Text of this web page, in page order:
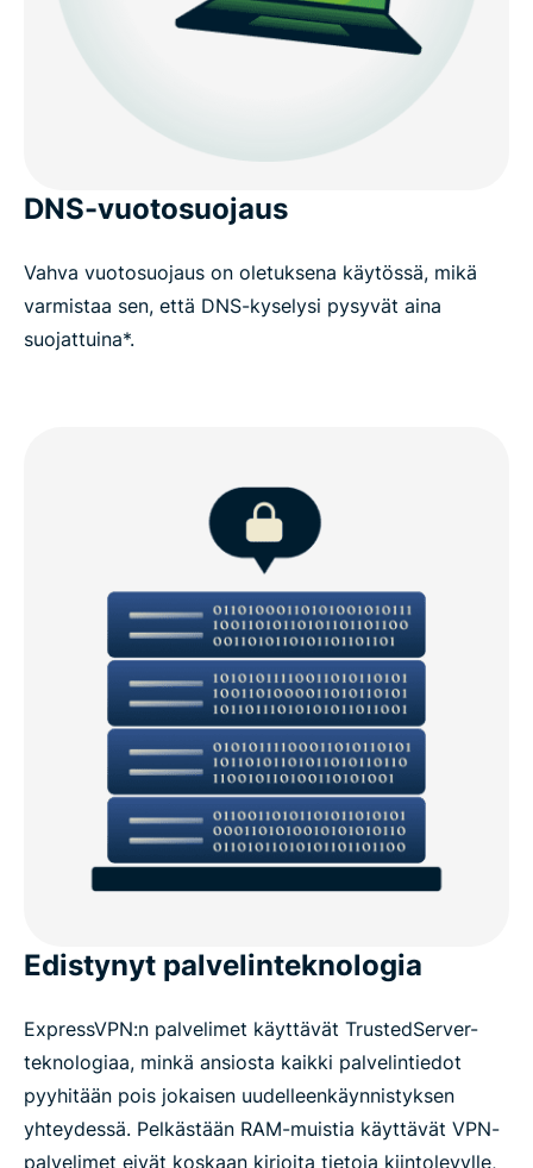
DNS-vuotosuojaus
Vahva vuotosuojaus on oletuksena käytössä, mikä
varmistaa sen, että DNS-kyselysi pysyvät aina
suojattuina*.
Edistynyt palvelinteknologia
ExpressVPN:n palvelimet käyttävät TrustedServer-
teknologiaa, minkä ansiosta kaikki palvelintiedot
pyyhitään pois jokaisen uudelleenkäynnistyksen
yhteydessä. Pelkästään RAM-muistia käyttävät VPN-
palvelimet eivät koskaan kirjoita tietoja kiintolevylle,